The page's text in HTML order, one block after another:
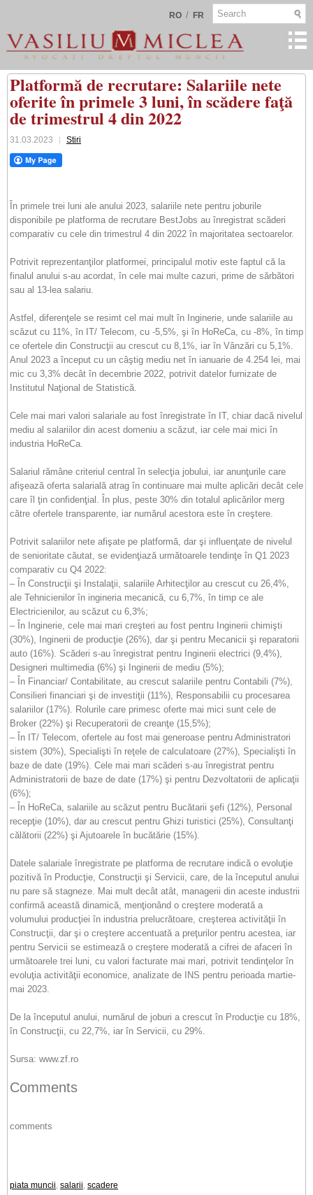
RO / FR
Platformă de recrutare: Salariile nete
oferite în primele 3 luni, în scădere faţă
de trimestrul 4 din 2022
31.03.2023 Stiri
În primele trei luni ale anului 2023, salariile nete pentru joburile
disponibile pe platforma de recrutare BestJobs au înregistrat scăderi
comparativ cu cele din trimestrul 4 din 2022 în majoritatea sectoarelor.
Potrivit reprezentanţilor platformei, principalul motiv este faptul că la
finalul anului s-au acordat, în cele mai multe cazuri, prime de sărbători
sau al 13-lea salariu.
Astfel, diferenţele se resimt cel mai mult în Inginerie, unde salariile au
scăzut cu 11%, în IT/ Telecom, cu -5,5%, şi în HoReCa, cu -8%, în timp
ce ofertele din Construcţii au crescut cu 8,1%, iar în Vânzări cu 5,1%.
Anul 2023 a început cu un câştig mediu net în ianuarie de 4.254 lei, mai
mic cu 3,3% decât în decembrie 2022, potrivit datelor furnizate de
Institutul Naţional de Statistică.
Cele mai mari valori salariale au fost înregistrate în IT, chiar dacă nivelul
mediu al salariilor din acest domeniu a scăzut, iar cele mai mici în
industria HoReCa.
Salariul rămâne criteriul central în selecţia jobului, iar anunţurile care
afişează oferta salarială atrag în continuare mai multe aplicări decât cele
care îl ţin confidenţial. În plus, peste 30% din totalul aplicărilor merg
către ofertele transparente, iar numărul acestora este în creştere.
Potrivit salariilor nete afişate pe platformă, dar şi influenţate de nivelul
de senioritate căutat, se evidenţiază următoarele tendinţe în Q1 2023
comparativ cu Q4 2022:
– În Construcţii şi Instalaţii, salariile Arhitecţilor au crescut cu 26,4%,
ale Tehnicienilor în ingineria mecanică, cu 6,7%, în timp ce ale
Electricienilor, au scăzut cu 6,3%;
– În Inginerie, cele mai mari creşteri au fost pentru Inginerii chimişti
(30%), Inginerii de producţie (26%), dar şi pentru Mecanicii şi reparatorii
auto (16%). Scăderi s-au înregistrat pentru Inginerii electrici (9,4%),
Designeri multimedia (6%) şi Inginerii de mediu (5%);
– În Financiar/ Contabilitate, au crescut salariile pentru Contabili (7%),
Consilieri financiari şi de investiţii (11%), Responsabilii cu procesarea
salariilor (17%). Rolurile care primesc oferte mai mici sunt cele de
Broker (22%) şi Recuperatorii de creanţe (15,5%);
– În IT/ Telecom, ofertele au fost mai generoase pentru Administratori
sistem (30%), Specialişti în reţele de calculatoare (27%), Specialişti în
baze de date (19%). Cele mai mari scăderi s-au înregistrat pentru
Administratorii de baze de date (17%) şi pentru Dezvoltatorii de aplicaţii
(6%);
– În HoReCa, salariile au scăzut pentru Bucătarii şefi (12%), Personal
recepţie (10%), dar au crescut pentru Ghizi turistici (25%), Consultanţi
călătorii (22%) şi Ajutoarele în bucătărie (15%).
Datele salariale înregistrate pe platforma de recrutare indică o evoluţie
pozitivă în Producţie, Construcţii şi Servicii, care, de la începutul anului
nu pare să stagneze. Mai mult decât atât, managerii din aceste industrii
confirmă această dinamică, menţionând o creştere moderată a
volumului producţiei în industria prelucrătoare, creşterea activităţii în
Construcţii, dar şi o creştere accentuată a preţurilor pentru acestea, iar
pentru Servicii se estimează o creştere moderată a cifrei de afaceri în
următoarele trei luni, cu valori facturate mai mari, potrivit tendinţelor în
evoluţia activităţii economice, analizate de INS pentru perioada martie-
mai 2023.
De la începutul anului, numărul de joburi a crescut în Producţie cu 18%,
în Construcţii, cu 22,7%, iar în Servicii, cu 29%.
Sursa: www.zf.ro
Comments
comments
piata muncii, salarii, scadere